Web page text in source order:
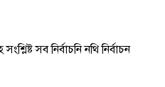
সব নির্বাচনি নথি নির্বাচন